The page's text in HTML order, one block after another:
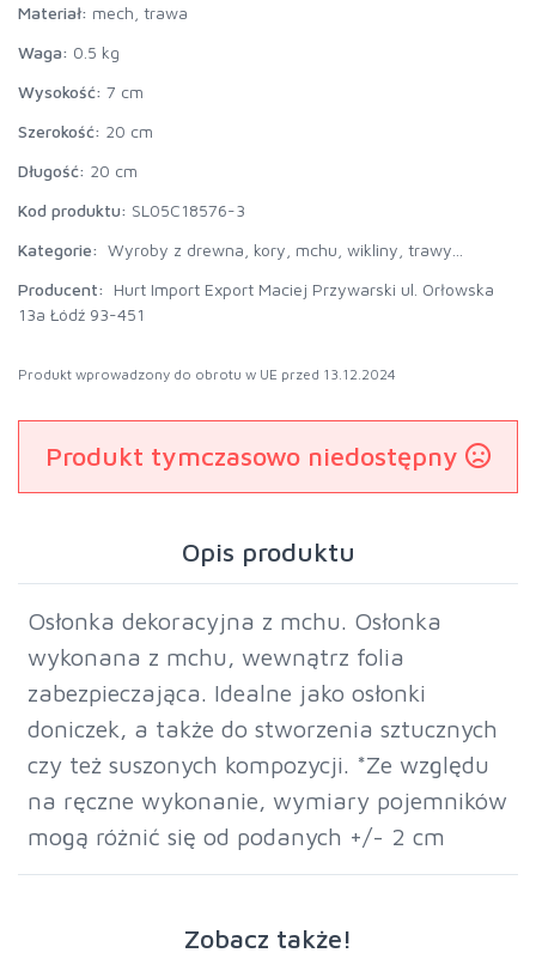
Materiał: mech, trawa
Waga: 0.5 kg
Wysokość: 7 cm
Szerokość: 20 cm
Długość: 20 cm
Kod produktu: SL05C18576-3
Kategorie: Wyroby z drewna, kory, mchu, wikliny, trawy...
Producent:
Hurt Import Export Maciej Przywarski ul. Orłowska
13a Łódź 93-451
Produkt wprowadzony do obrotu w UE przed 13.12.2024
Produkt tymczasowo niedostępny
Opis produktu
Osłonka dekoracyjna z mchu. Osłonka
wykonana z mchu, wewnątrz folia
zabezpieczająca. Idealne jako osłonki
doniczek, a także do stworzenia sztucznych
czy też suszonych kompozycji. *Ze względu
na ręczne wykonanie, wymiary pojemników
mogą różnić się od podanych +/- 2 cm
Zobacz także!